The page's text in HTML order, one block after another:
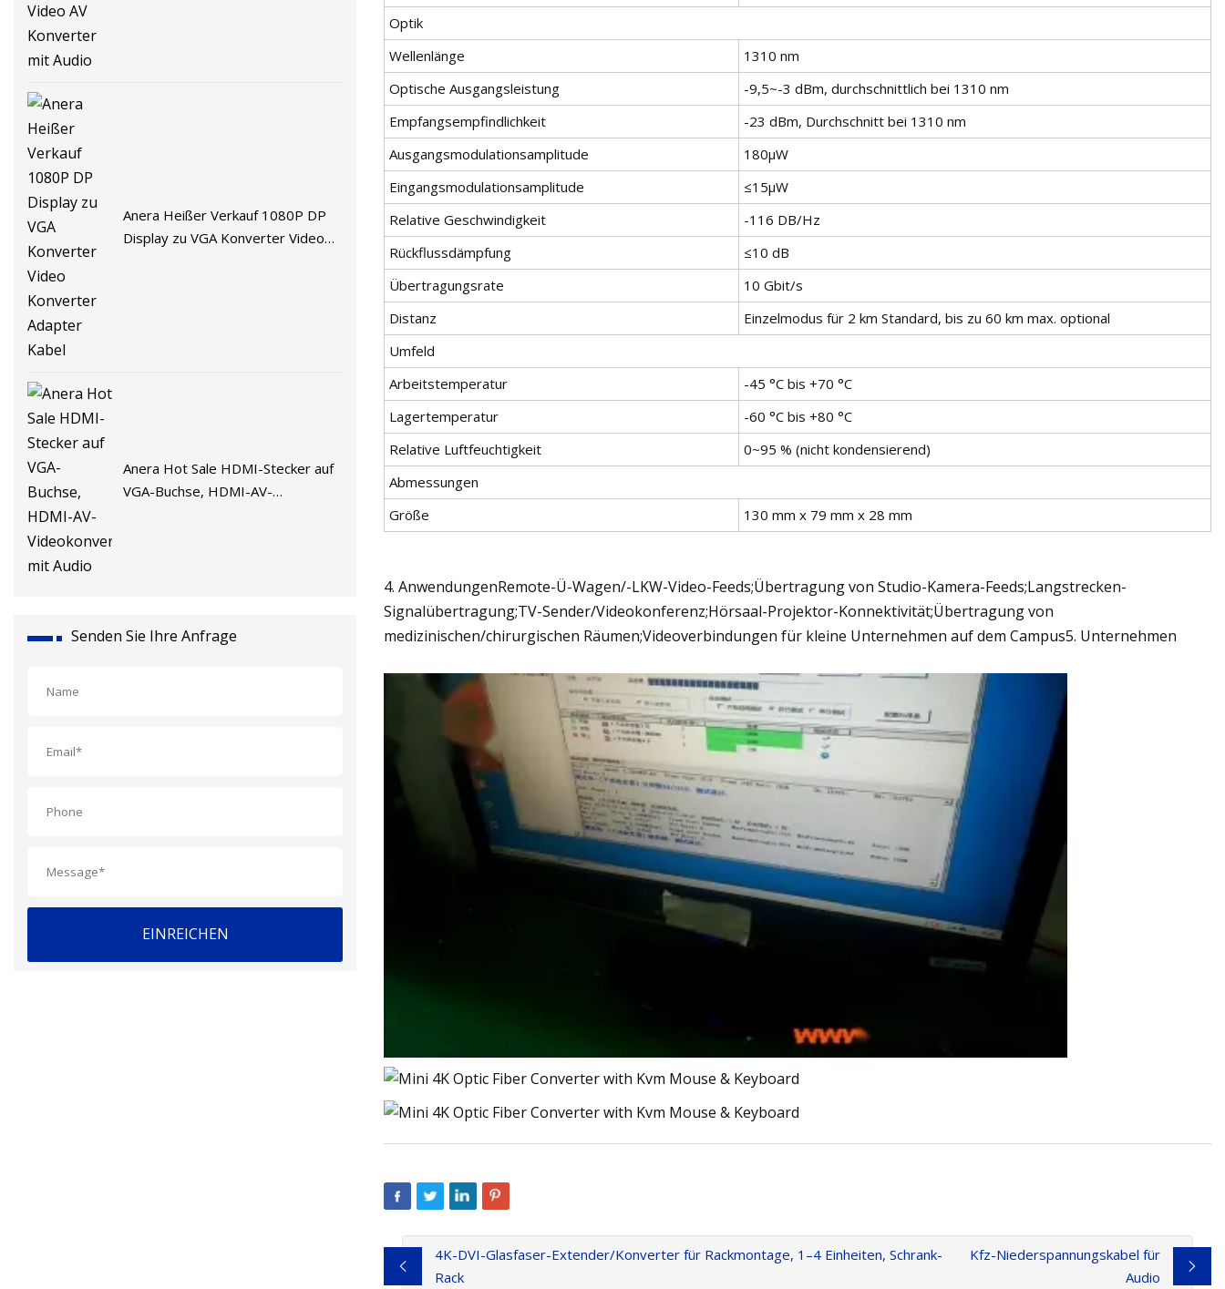
Anera Heißer Verkauf 1080P DP
Display zu VGA Konverter Video
Anera Hot Sale HDMI-Stecker auf
VGA-Buchse, HDMI-AV-
Senden Sie Ihre Anfrage
EINREICHEN
Optik
Wellenlänge
1310 nm
Optische Ausgangsleistung
-9,5~-3 dBm, durchschnittlich bei 1310 nm
Empfangsempfindlichkeit
-23 dBm, Durchschnitt bei 1310 nm
Ausgangsmodulationsamplitude
180μW
Eingangsmodulationsamplitude
≤15μW
Relative Geschwindigkeit
-116 DB/Hz
Rückflussdämpfung
≤10 dB
Übertragungsrate
10 Gbit/s
Distanz
Einzelmodus für 2 km Standard, bis zu 60 km max. optional
Umfeld
Arbeitstemperatur
-45 °C bis +70 °C
Lagertemperatur
-60 °C bis +80 °C
Relative Luftfeuchtigkeit
0~95 % (nicht kondensierend)
Abmessungen
Größe
130 mm x 79 mm x 28 mm
4. AnwendungenRemote-Ü-Wagen/-LKW-Video-Feeds;Übertragung von Studio-Kamera-Feeds;Langstrecken-
Signalübertragung;TV-Sender/Videokonferenz;Hörsaal-Projektor-Konnektivität;Übertragung von
medizinischen/chirurgischen Räumen;Videoverbindungen für kleine Unternehmen auf dem Campus5. Unternehmen
4K-DVI-Glasfaser-Extender/Konverter für Rackmontage, 1–4 Einheiten, Schrank-
Rack
Kfz-Niederspannungskabel für
Audio